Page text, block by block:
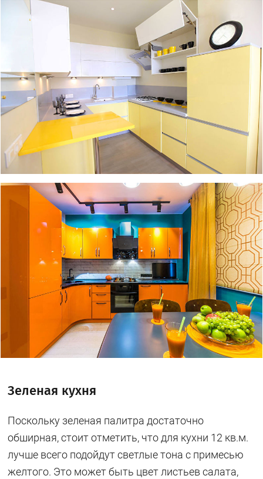
Зеленая кухня
Поскольку зеленая палитра достаточно
обширная, стоит отметить, что для кухни 12 кв.м.
лучше всего подойдут светлые тона с примесью
желтого. Это может быть цвет листьев салата,